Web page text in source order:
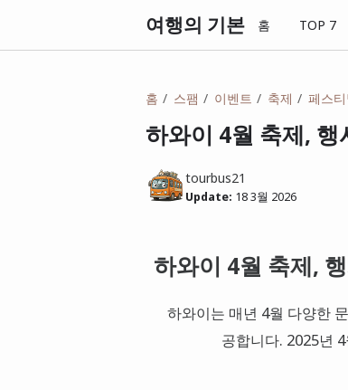
여행의 기본 홈 TOP 7
홈 스팸 이벤트 축제 페스티
하와이 4월 축제,
tourbus21
Update: 18 3월 2026
하와이 4월 축제,
하와이는 매년 4월 다양한
공합니다. 2025년